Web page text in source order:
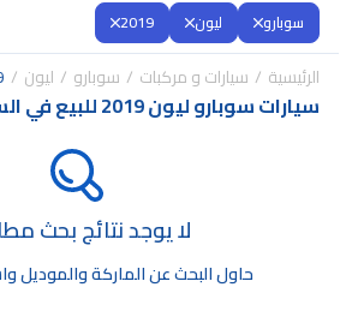
سوبارو ليون 2019
الرئيسية سيارات و مركبات سوبارو ليون
سيارات سوبارو ليون 2019 للبيع في السعودية
لا يوجد نتائج بحث
حاول البحث عن الماركة والموديل